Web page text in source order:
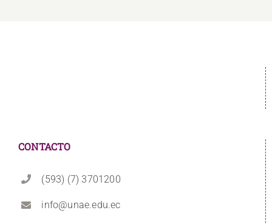
CONTACTO
(593) (7) 3701200
info@unae.edu.ec